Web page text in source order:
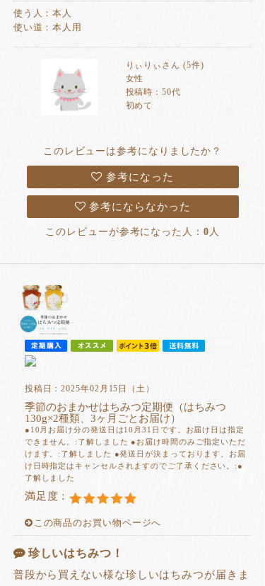
使う人：本人
使い道：本人用
りぃりぃさん (5件)
女性
投稿時：50代
初めて
このレビューは参考になりましたか？
参考になった
参考にならなかった
このレビューが参考になった人： 0 人
投稿日：2025年02月15日（土）
季節のおまかせはちみつ定期便（はちみつ
130g×2種類、3ヶ月ごとお届け）
●10月お届け分の発送日は10月31日です。お届け日は指定
できません。:了解しました ●お届け時間のみご指定いただ
けます。:了解しました ●発送日が決まっております。お届
け日時指定はキャンセルされますのでご了承ください。:●
了解しました
満足度：
この商品のお買い物ページへ
珍しいはちみつ！
普段から買えない様な珍しいはちみつが届きま